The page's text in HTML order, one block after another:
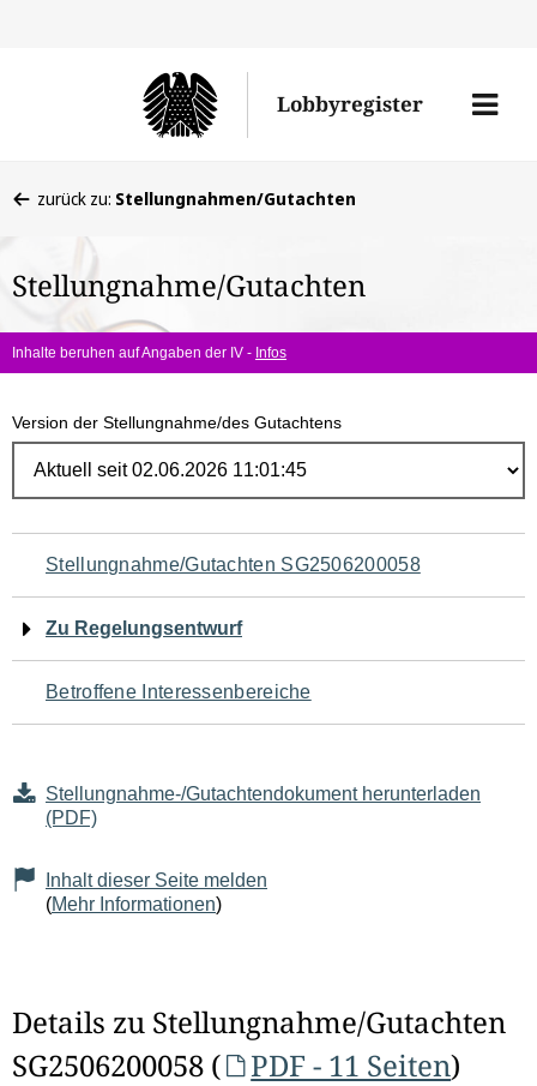
Lobbyregister
Menü
befinden
hier:
zurück zu: Stellungnahmen/Gutachten
Stellungnahme/Gutachten
Inhalte beruhen auf Angaben der IV - Infos
Version der Stellungnahme/des Gutachtens
Navigation
für
den
Seiteninhalt
Stellungnahme/Gutachten SG2506200058
Zu Regelungsentwurf
Betroffene Interessenbereiche
Stellungnahme-/Gutachtendokument herunterladen
(PDF)
Inhalt dieser Seite melden
(Mehr Informationen)
Details zu Stellungnahme/Gutachten
SG2506200058 (
PDF - 11 Seiten)